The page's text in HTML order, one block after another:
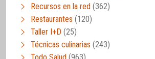
Recursos en la red (362)
Restaurantes (120)
Taller I+D (25)
Técnicas culinarias (243)